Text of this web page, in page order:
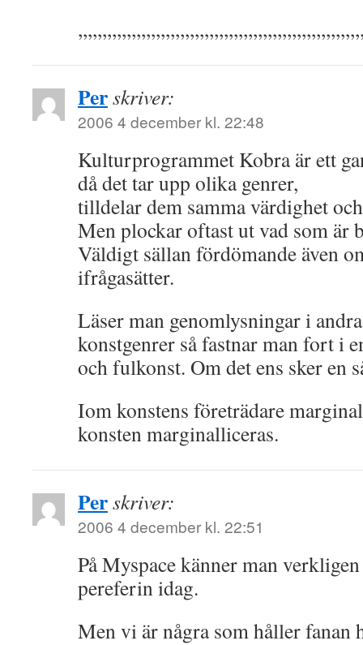
Perskriver:
2006 4 december kl. 22:48
Kulturprogrammet Kobra är ett
då det tar upp olika genrer,
tilldelar dem samma värdighet
Men plockar oftast ut vad som är
Väldigt sällan fördömande även
ifrågasätter.
Läser man genomlysningar i
konstgenrer så fastnar man fort i
och fulkonst. Om det ens sker en
Iom konstens företrädare
konsten marginalliceras.
Perskriver:
2006 4 december kl. 22:51
På Myspace känner man
pereferin idag.
Men vi är några som håller fanan